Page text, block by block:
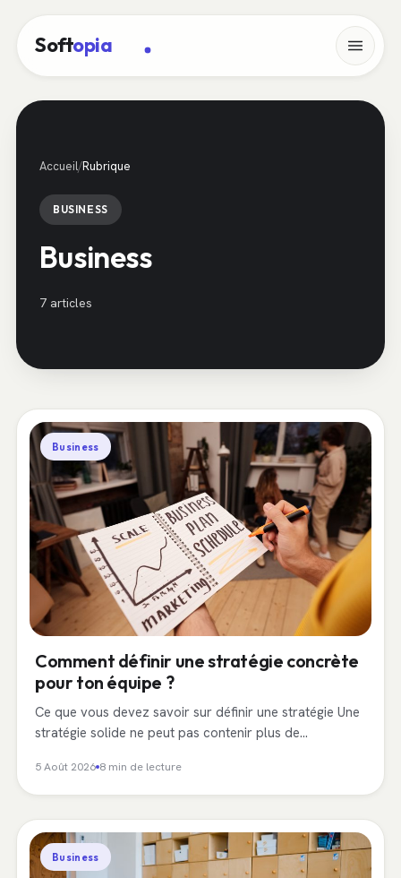
Softopia
Management
Accueil/Rubrique
BUSINESS
Business
7 articles
Business
Comment définir une stratégie concrète
pour ton équipe ?
Ce que vous devez savoir sur définir une stratégie Une
stratégie solide ne peut pas contenir plus de…
5 Août 2026 8 min de lecture
Business